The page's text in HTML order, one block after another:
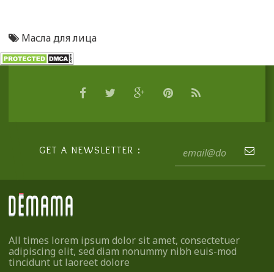
Масла для лица
GET A NEWSLETTER :
All times lorem ipsum dolor sit amet, consectetuer
adipiscing elit, sed diam nonummy nibh euis-mod
tincidunt ut laoreet dolore